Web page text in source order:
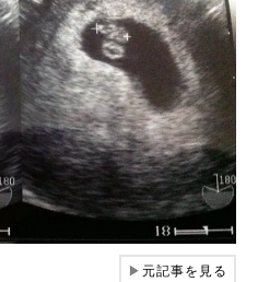
▶元記事を見る